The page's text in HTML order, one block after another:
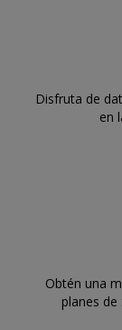
Disfruta de
en
Obtén una
planes